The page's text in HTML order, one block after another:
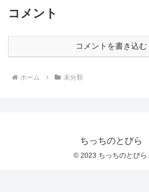
コメント
コメントを書き込む
ホーム 未分類
ちっちのとびら
© 2023 ちっちのとびら.